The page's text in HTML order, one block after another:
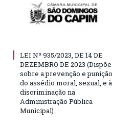
LEI Nº 935/2023, DE 14 DE
DEZEMBRO DE 2023 (Dispõe
sobre a prevenção e punição
do assédio moral, sexual, e à
discriminação na
Administração Pública
Municipal)